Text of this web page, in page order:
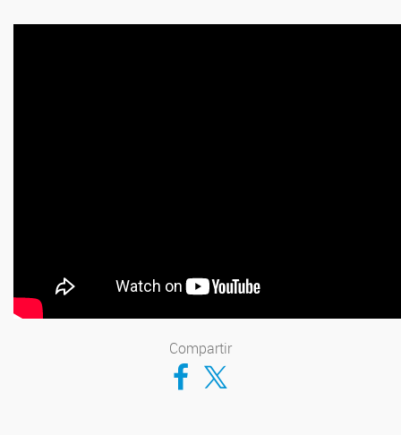
Compartir
Compartir en Facebook
Compartir en Twitter